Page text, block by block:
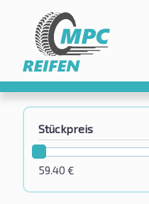
Stückpreis
59.40 €